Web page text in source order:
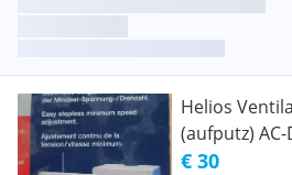
Helios
(aufputz)
€ 30